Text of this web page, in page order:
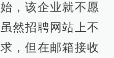
，该企业就不愿
然招聘网站上不
，但在邮箱接收